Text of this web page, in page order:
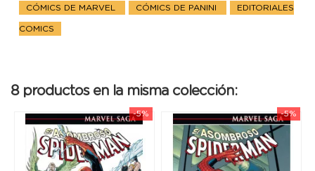
CÓMICS DE MARVEL CÓMICS DE PANINI EDITORIALES
COMICS
8 productos en la misma colección:
-5% -5%